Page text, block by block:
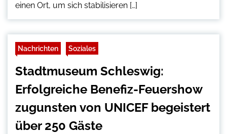
einen Ort, um sich stabilisieren […]
Nachrichten Soziales
Stadtmuseum Schleswig:
Erfolgreiche Benefiz-Feuershow
zugunsten von UNICEF begeistert
über 250 Gäste